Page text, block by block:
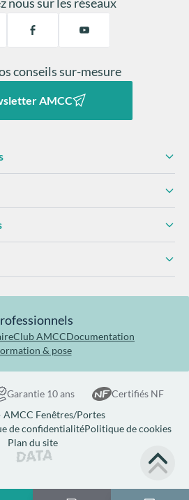
conseils sur-mesure
AMCC
Club AMCCDocumentation
& pose
Garantie 10 ans
Certifiés NF
Fenêtres/Portes
de confidentialitéPolitique de cookies
Plan du site
Site réalisé par Data Projekt